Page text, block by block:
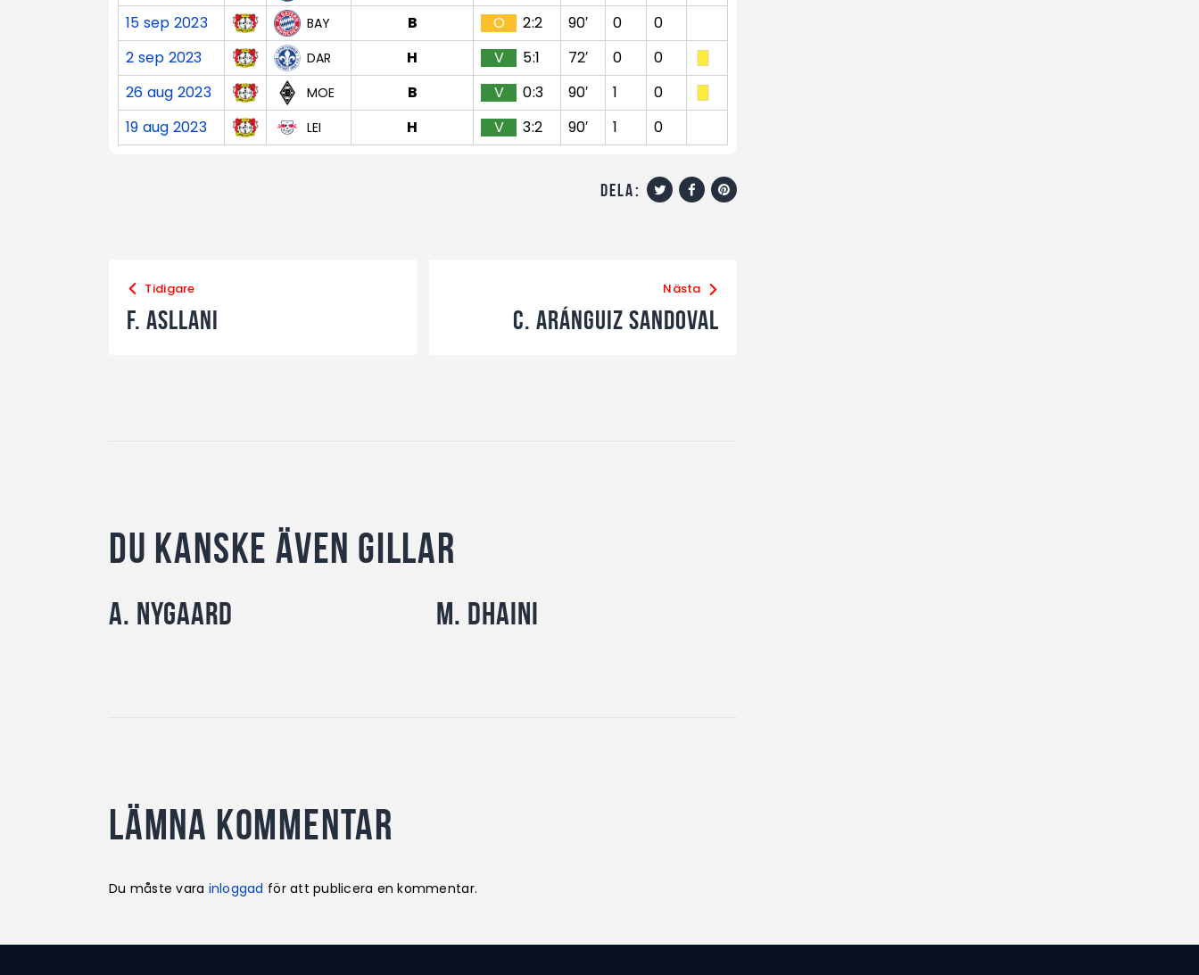
15 sep 2023
BAY B O 2:2 90′ 0
0
2 sep 2023
DAR H V 5:1 72′ 0
0
26 aug 2023
MOE B V 0:3 90′ 1
0
19 aug 2023
LEI H V 3:2 90′ 1 0
dela:
Tidigare
F. Asllani
Nästa
C. Aránguiz Sandoval
Du kanske även gillar
A. Nygaard M. Dhaini
Lämna kommentar
Du måste vara inloggad för att publicera en kommentar.